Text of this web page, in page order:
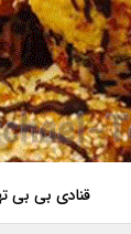
قنادی بی بی